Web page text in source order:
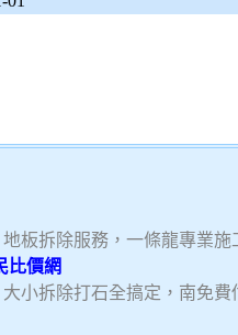
板拆除服務，一條龍專業
比價網
小拆除打石全搞定，南免